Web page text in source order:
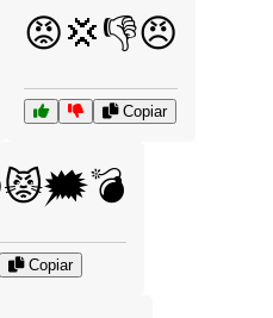
😡💢👎😠
Copiar
Copiar